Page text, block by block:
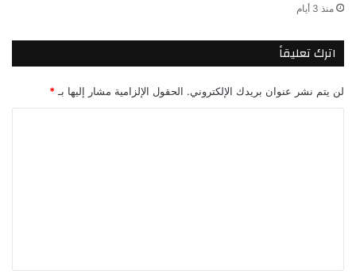
منذ 3 أيام
اترك تعليقاً
لن يتم نشر عنوان بريدك الإلكتروني. الحقول الإلزامية مشار إليها بـ *